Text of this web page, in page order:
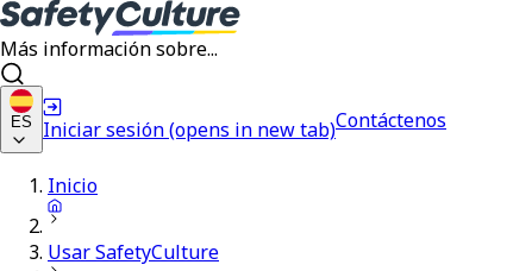
Más información sobre...
ES Iniciar sesión(opens in new tab)Contáctenos
Inicio
Usar SafetyCulture